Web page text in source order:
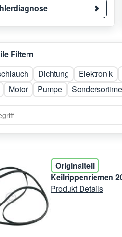
Filtern
Dichtung Elektronik
Motor Pumpe
Originalteil
Keilrippenriemen
Produkt Details